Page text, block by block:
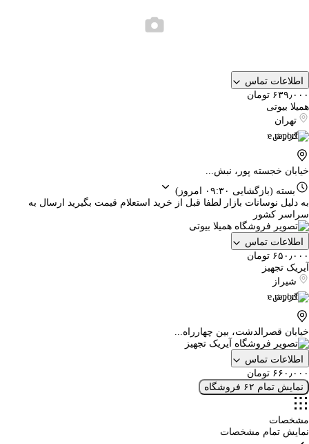
اطلاعات تماس
۶۳۹٫۰۰۰ تومان
همیلا بیوتی
تهران
گزارش
خیابان خجسته پور، نبش...
بسته (بازگشایی ۰۹:۳۰ امروز)
به دلیل نوسانات بازار لطفا قبل از خرید استعلام قیمت بگیرید ارسال به
سراسر کشور
اطلاعات تماس
۶۵۰٫۰۰۰ تومان
آیریک تجهیز
شیراز
گزارش
خیابان قصرالدشت، بین چهارراه...
اطلاعات تماس
۶۶۰٫۰۰۰ تومان
نمایش تمام ۶۲ فروشگاه
مشخصات
نمایش تمام مشخصات